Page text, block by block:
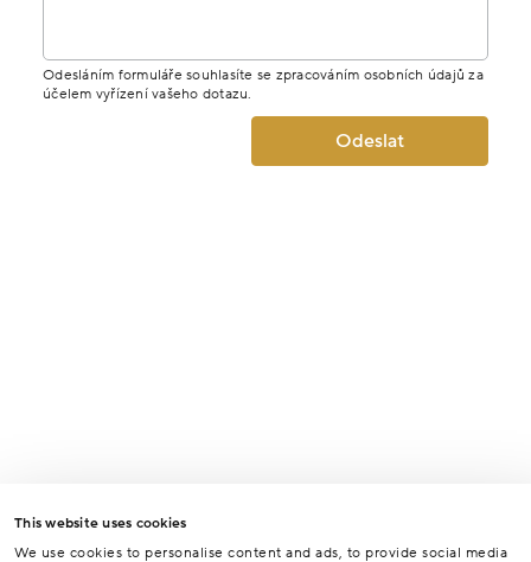
This website uses cookies
We use cookies to personalise content and ads, to provide social media
Odesláním formuláře souhlasíte se zpracováním osobních údajů za
účelem vyřízení vašeho dotazu.
Odeslat